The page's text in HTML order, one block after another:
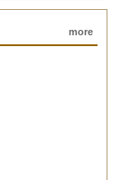
more